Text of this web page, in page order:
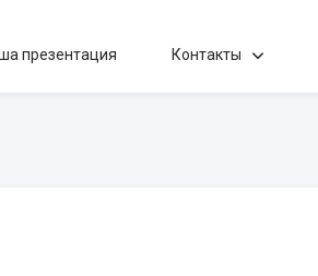
презентация Контакты